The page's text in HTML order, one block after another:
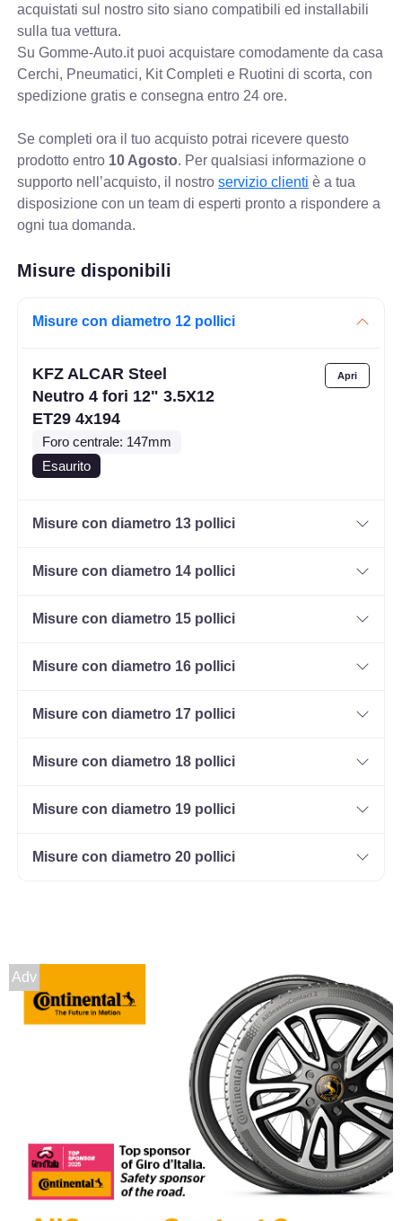
acquistati sul nostro sito siano compatibili ed installabili
sulla tua vettura.
Su Gomme-Auto.it puoi acquistare comodamente da casa
Cerchi, Pneumatici, Kit Completi e Ruotini di scorta, con
spedizione gratis e consegna entro 24 ore.
Se completi ora il tuo acquisto potrai ricevere questo
prodotto entro 10 Agosto. Per qualsiasi informazione o
supporto nell’acquisto, il nostroservizio clienti è a tua
disposizione con un team di esperti pronto a rispondere a
ogni tua domanda.
Misure disponibili
Misure con diametro 12 pollici
KFZ ALCAR Steel
Neutro 4 fori 12" 3.5X12
ET29 4x194
Foro centrale: 147mm
Esaurito
Misure con diametro 13 pollici
Misure con diametro 14 pollici
Misure con diametro 15 pollici
Misure con diametro 16 pollici
Misure con diametro 17 pollici
Misure con diametro 18 pollici
Misure con diametro 19 pollici
Misure con diametro 20 pollici
Adv